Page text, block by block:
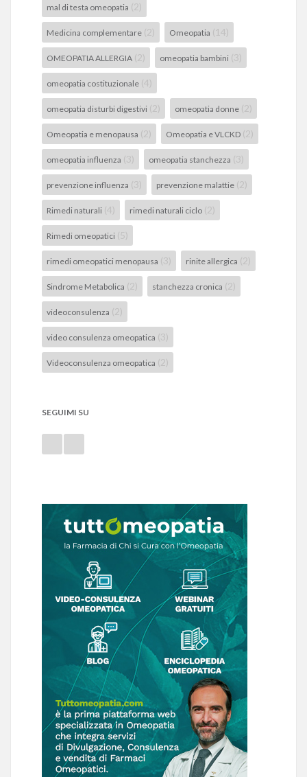
mal di testa omeopatia (2)
Medicina complementare (2) Omeopatia (14)
OMEOPATIA ALLERGIA (2) omeopatia bambini (3)
omeopatia costituzionale (4)
omeopatia disturbi digestivi (2) omeopatia donne (2)
Omeopatia e menopausa (2) Omeopatia e VLCKD (2)
omeopatia influenza (3) omeopatia stanchezza (3)
prevenzione influenza (3) prevenzione malattie (2)
Rimedi naturali (4) rimedi naturali ciclo (2)
Rimedi omeopatici (5)
rimedi omeopatici menopausa (3) rinite allergica (2)
Sindrome Metabolica (2) stanchezza cronica (2)
videoconsulenza (2)
video consulenza omeopatica (3)
Videoconsulenza omeopatica (2)
SEGUIMI SU